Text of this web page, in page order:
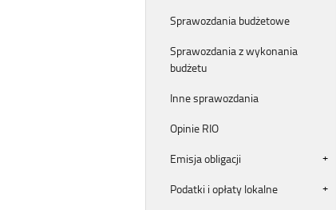
Sprawozdania budżetowe
Sprawozdania z wykonania
budżetu
Inne sprawozdania
Opinie RIO
Emisja obligacji
Podatki i opłaty lokalne